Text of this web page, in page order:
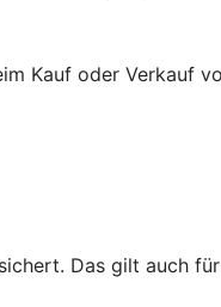
Kauf oder Verkauf
Das gilt auch